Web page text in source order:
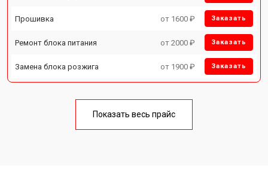
Прошивка от 1600 ₽ Заказать
Ремонт блока питания от 2000 ₽ Заказать
Замена блока розжига от 1900 ₽ Заказать
Показать весь прайс